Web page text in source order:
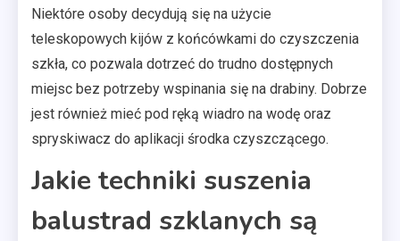
Niektóre osoby decydują się na użycie
teleskopowych kijów z końcówkami do czyszczenia
szkła, co pozwala dotrzeć do trudno dostępnych
miejsc bez potrzeby wspinania się na drabiny. Dobrze
jest również mieć pod ręką wiadro na wodę oraz
spryskiwacz do aplikacji środka czyszczącego.
Jakie techniki suszenia
balustrad szklanych są